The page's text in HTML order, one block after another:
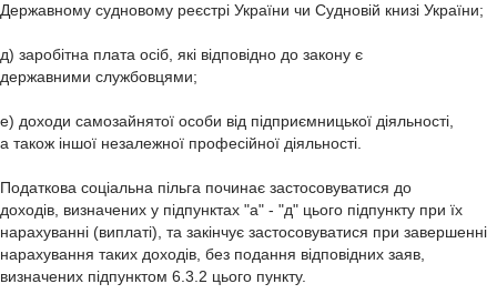
Державному судновому реєстрі України чи Судновій книзі України;
д) заробітна плата осіб, які відповідно до закону є
державними службовцями;
е) доходи самозайнятої особи від підприємницької діяльності,
а також іншої незалежної професійної діяльності.
Податкова соціальна пільга починає застосовуватися до
доходів, визначених у підпунктах "а" - "д" цього підпункту при їх
нарахуванні (виплаті), та закінчує застосовуватися при завершенні
нарахування таких доходів, без подання відповідних заяв,
визначених підпунктом 6.3.2 цього пункту.